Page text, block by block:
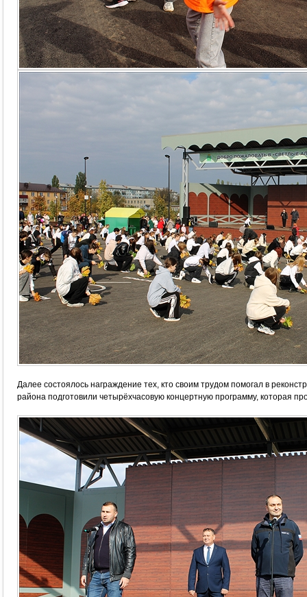
Далее состоялось награждение тех, кто своим трудом помогал в
района подготовили четырёхчасовую концертную программу, которая